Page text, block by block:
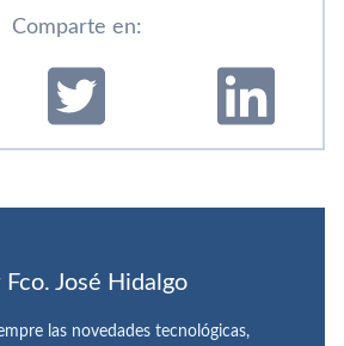
Comparte en:
Fco. José Hidalgo
las novedades tecnológicas,